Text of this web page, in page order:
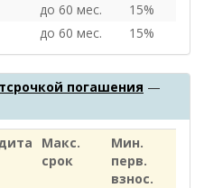
до 60 мес.
15%
до 60 мес. 15%
погашения —
Макс.
срок
Мин.
перв.
взнос.